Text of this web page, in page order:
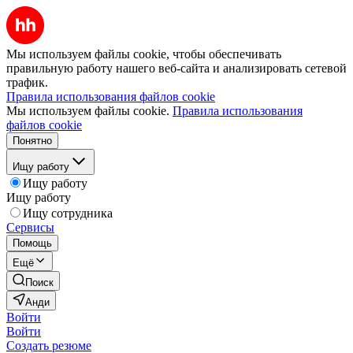
Мы используем файлы cookie, чтобы обеспечивать
правильную работу нашего веб-сайта и анализировать сетевой
трафик.
Правила использования файлов cookie
Мы используем файлы cookie. Правила использования
файлов cookie
Понятно
Ищу работу
Ищу работу
Ищу работу
Ищу сотрудника
Сервисы
Помощь
Ещё
Поиск
Анди
Войти
Войти
Создать резюме